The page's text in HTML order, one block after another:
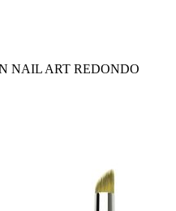
NAIL ART REDONDO